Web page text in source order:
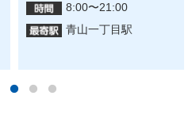
8:00〜21:00
青山一丁目駅